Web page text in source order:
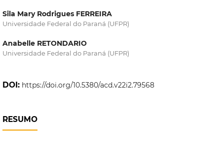
Sila Mary Rodrigues FERREIRA
Universidade Federal do Paraná (UFPR)
Anabelle RETONDARIO
Universidade Federal do Paraná (UFPR)
DOI: https://doi.org/10.5380/acd.v22i2.79568
RESUMO